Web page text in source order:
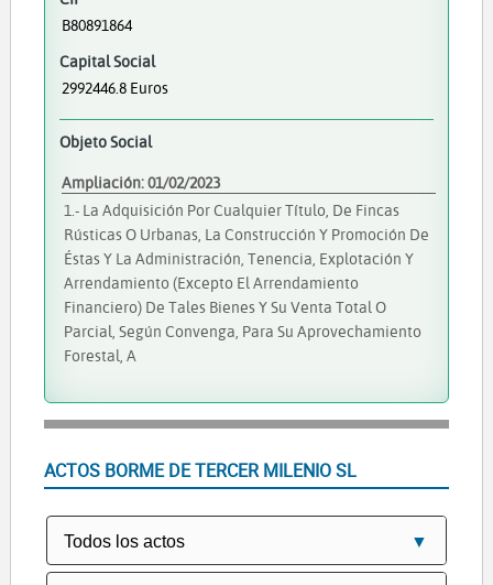
B80891864
Capital Social
2992446.8 Euros
Objeto Social
Ampliación: 01/02/2023
1.- La Adquisición Por Cualquier Título, De Fincas
Rústicas O Urbanas, La Construcción Y Promoción De
Éstas Y La Administración, Tenencia, Explotación Y
Arrendamiento (excepto El Arrendamiento
Financiero) De Tales Bienes Y Su Venta Total O
Parcial, Según Convenga, Para Su Aprovechamiento
Forestal, A
ACTOS BORME DE TERCER MILENIO SL